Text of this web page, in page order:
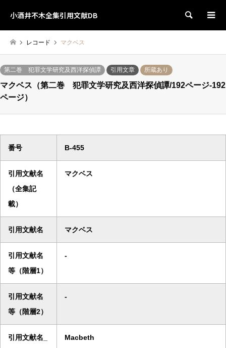
小酒井不木全集引用文献DB 検索
レコード マクベス
第二巻 犯罪文学研究及西洋探偵譚 引用文章 所蔵あり
マクベス（第二巻 犯罪文学研究及西洋探偵譚/192ページ-192
ページ）
番号 B-455
引用文献名
（全集記
載）
マクベス
引用文献名 マクベス
引用文献名
等（階層1）
-
引用文献名
等（階層2）
-
引用文献名_
Macbeth